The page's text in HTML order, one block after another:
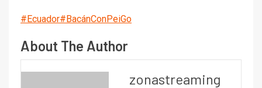
#Ecuador#BacánConPeiGo
About The Author
zonastreaming